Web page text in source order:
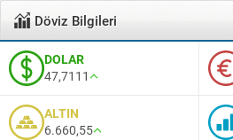
Döviz Bilgileri
DOLAR
47,7111
ALTIN
6.660,55